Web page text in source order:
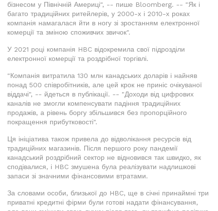
бізнесом у Північній Америці", -- пише Bloomberg. -- "Як і
багато традиційних ритейлерів, у 2000-х і 2010-х роках
компанія намагалася йти в ногу зі зростанням електронної
комерції та зміною споживчих звичок".
У 2021 році компанія HBC відокремила свої підрозділи
електронної комерції та роздрібної торгівлі.
"Компанія витратила 130 млн канадських доларів і найняв
понад 500 співробітників, але цей крок не приніс очікуваної
віддачі", -- йдеться в публікації. -- "Доходи від цифрових
каналів не змогли компенсувати падіння традиційних
продажів, а рівень боргу збільшився без пропорційного
покращення прибутковості".
Ця ініціатива також привела до відволікання ресурсів від
традиційних магазинів. Після першого року пандемії
канадський роздрібний сектор не відновився так швидко, як
сподівалися, і HBC змушена була реалізувати надлишкові
запаси зі значними фінансовими втратами.
За словами особи, близької до HBC, ще в січні принаймні три
приватні кредитні фірми були готові надати фінансування,